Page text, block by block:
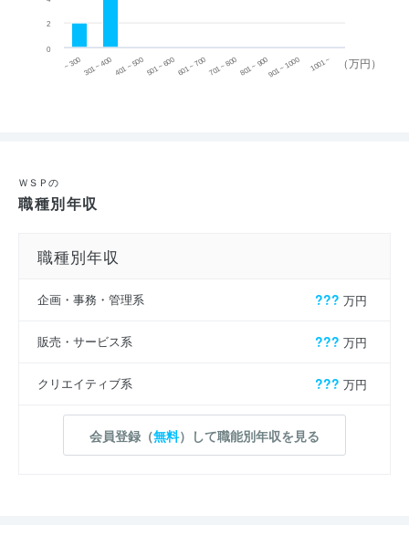
（万円）
~ 300 301 ~ 400 401 ~ 500501 ~ 600601 ~ 700701 ~ 800801 ~ 900901 ~ 1000 1001 ~
0
2
ＷＳＰの
職種別年収
職種別年収
企画・事務・管理系 ??? 万円
販売・サービス系 ??? 万円
クリエイティブ系 ??? 万円
会員登録（無料）して職能別年収を見る